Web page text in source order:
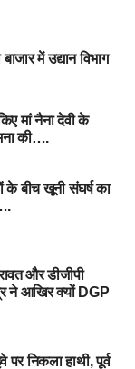
में उद्यान विभाग
मां नैना देवी के
की….
के बीच खूनी संघर्ष का
और डीजीपी
ने आखिर क्यों DGP
पर निकला हाथी, पूर्व